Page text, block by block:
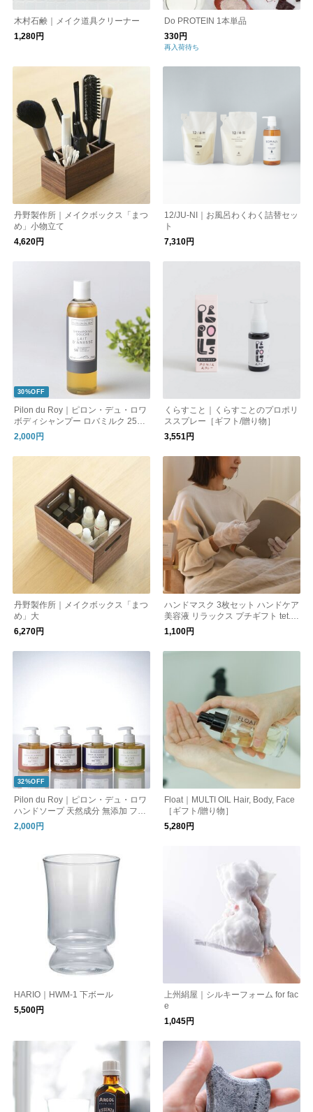
木村石鹸｜メイク道具クリーナー
1,280円
Do PROTEIN 1本単品
330円
再入荷待ち
丹野製作所｜メイクボックス「まつ
め」小物立て
4,620円
12/JU-NI｜お風呂わくわく詰替セッ
ト
7,310円
30%OFF
Pilon du Roy｜ピロン・デュ・ロワ
ボディシャンプー ロバミルク 250m
l 天然成分 無添加 フランス
2,000円
くらすこと｜くらすことのプロポリ
ススプレー［ギフト/贈り物］
3,551円
丹野製作所｜メイクボックス「まつ
め」大
6,270円
ハンドマスク 3枚セット ハンドケア
美容液 リラックス プチギフト tet.
プレゼント
1,100円
32%OFF
Pilon du Roy｜ピロン・デュ・ロワ
ハンドソープ 天然成分 無添加 フラ
ンス
2,000円
Float｜MULTI OIL Hair, Body, Face
［ギフト/贈り物］
5,280円
HARIO｜HWM-1 下ボール
5,500円
上州絹屋｜シルキーフォーム for fac
e
1,045円